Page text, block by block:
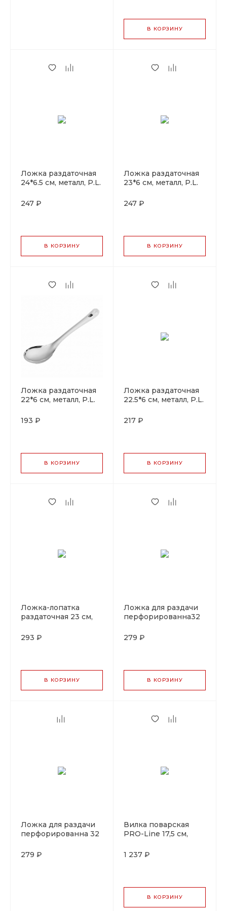
В КОРЗИНУ
Ложка раздаточная
24*6.5 см, металл, P.L.
247 ₽
В КОРЗИНУ
Ложка раздаточная
23*6 см, металл, P.L.
247 ₽
В КОРЗИНУ
Ложка раздаточная
22*6 см, металл, P.L.
193 ₽
В КОРЗИНУ
Ложка раздаточная
22.5*6 см, металл, P.L.
217 ₽
В КОРЗИНУ
Ложка-лопатка
раздаточная 23 см,
Cuisine
293 ₽
В КОРЗИНУ
Ложка для раздачи
перфорированна32
металл с виниловой
279 ₽
В КОРЗИНУ
Ложка для раздачи
перфорированна 32
металл с виниловой
279 ₽
Вилка поварская
PRO-Line 17,5 см,
ручка, P.L. Proff
1 237 ₽
В КОРЗИНУ